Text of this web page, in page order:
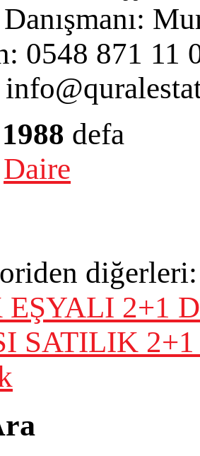
0548 871 11
1988 defa
Daire
diğerleri:
EŞYALI 2+1
SATILIK